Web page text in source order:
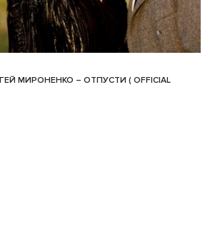
МИРОНЕНКО – ОТПУСТИ ( OFFICIAL